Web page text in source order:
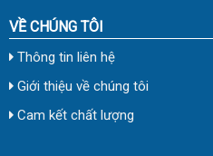
VỀ CHÚNG TÔI
Thông tin liên hệ
Giới thiệu về chúng tôi
Cam kết chất lượng